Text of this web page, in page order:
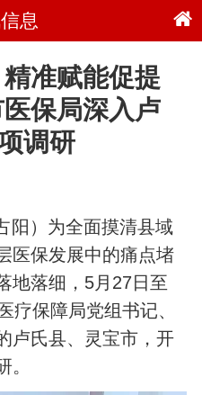
息
准赋能促提
保局深入卢
调研
阳）为全面摸清县域
医保发展中的痛点堵
地落细，5月27日至
疗保障局党组书记、
卢氏县、灵宝市，开
。